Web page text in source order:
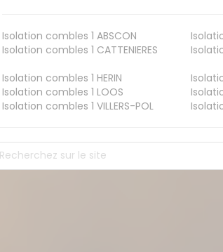
Isolation combles 1 ABSCON
Isolation combles 1 CATTENIERES
Isolation combles 1 HERIN
Isolation combles 1 LOOS
Isolation combles 1 VILLERS-POL